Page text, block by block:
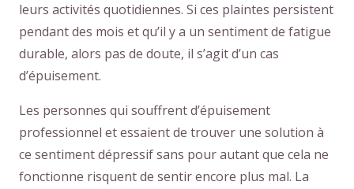
leurs activités quotidiennes. Si ces plaintes persistent
pendant des mois et qu’il y a un sentiment de fatigue
durable, alors pas de doute, il s’agit d’un cas
d’épuisement.
Les personnes qui souffrent d’épuisement
professionnel et essaient de trouver une solution à
ce sentiment dépressif sans pour autant que cela ne
fonctionne risquent de sentir encore plus mal. La